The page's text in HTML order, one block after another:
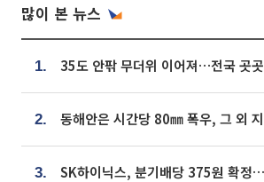
많이 본 뉴스
1.
2.
3.